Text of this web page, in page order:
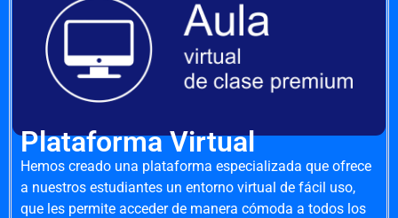
Plataforma Virtual
Hemos creado una plataforma especializada que ofrece
a nuestros estudiantes un entorno virtual de fácil uso,
que les permite acceder de manera cómoda a todos los